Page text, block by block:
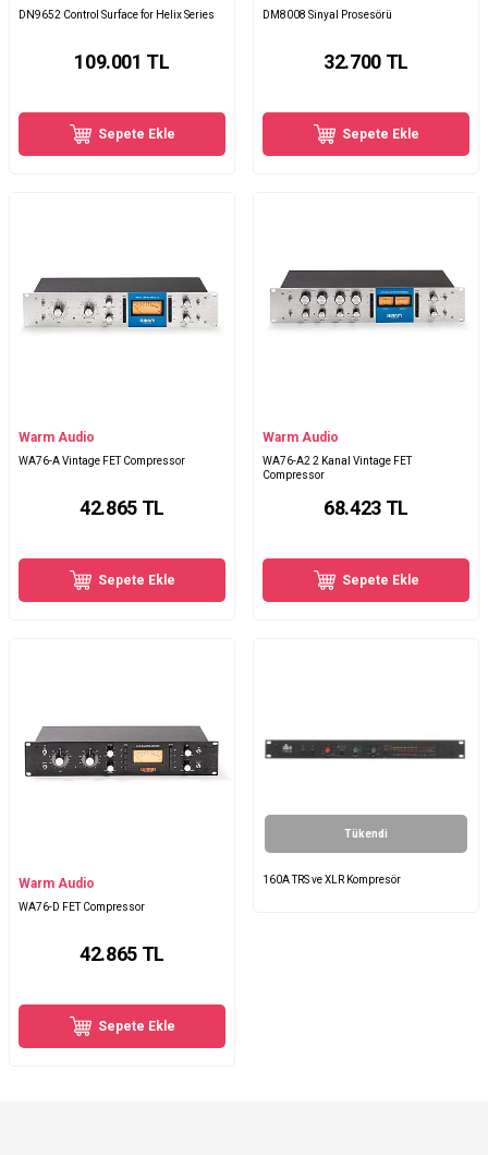
DN9652 Control Surface for Helix Series
109.001 TL
Sepete Ekle
DM8008 Sinyal Prosesörü
32.700TL
Sepete Ekle
Warm Audio
WA76-A Vintage FET Compressor
42.865TL
Sepete Ekle
Warm Audio
WA76-A2 2 Kanal Vintage FET
Compressor
68.423TL
Sepete Ekle
Warm Audio
WA76-D FET Compressor
42.865TL
Sepete Ekle
Tükendi
160A TRS ve XLR Kompresör